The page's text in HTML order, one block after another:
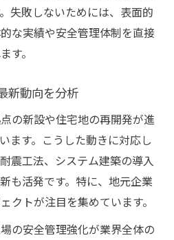
失敗しないためには、表面的
な実績や安全管理体制を直接
す。
新動向を分析
の新設や住宅地の再開発が進
ます。こうした動きに対応し
震工法、システム建築の導入
も活発です。特に、地元企業
クトが注目を集めています。
の安全管理強化が業界全体の